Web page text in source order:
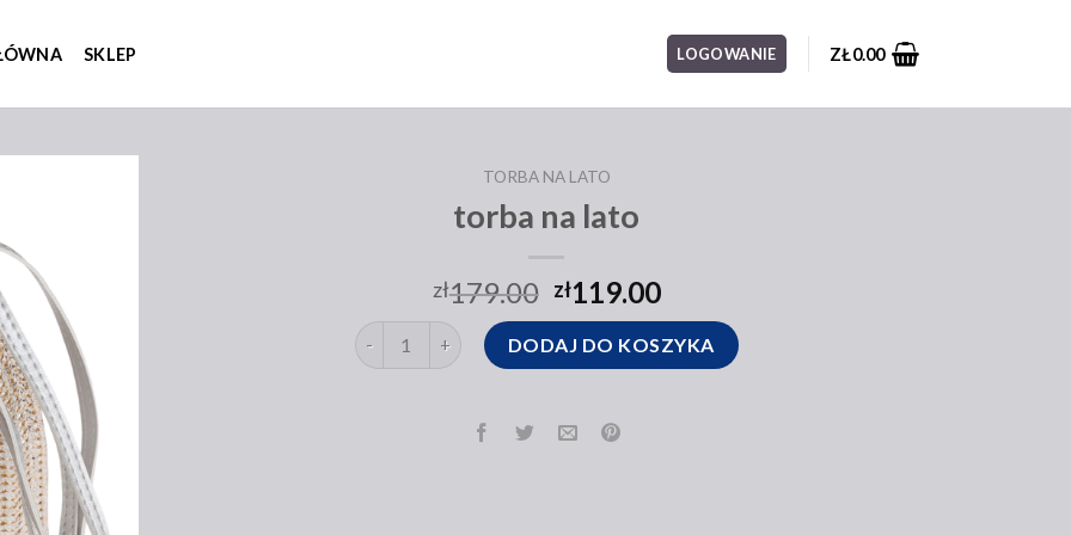
SKLEP LOGOWANIE ZŁ0.00
TORBA NA LATO
torba na lato
zł179.00 zł119.00
ilość torba na lato DODAJ DO KOSZYKA